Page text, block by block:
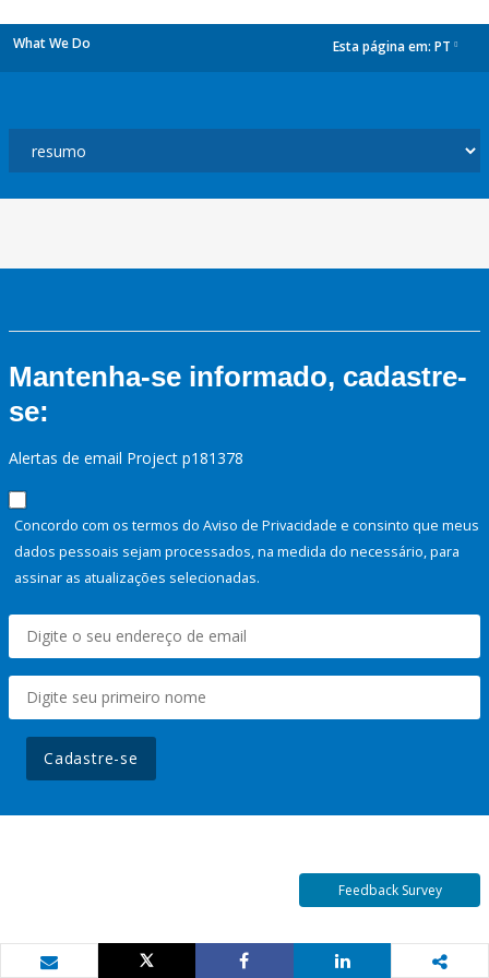
What We Do Esta página em: PT
Mantenha-se informado, cadastre-
se:
Alertas de email Project p181378
Concordo com os termos do Aviso de Privacidade e consinto que meus
dados pessoais sejam processados, na medida do necessário, para
assinar as atualizações selecionadas.
Cadastre-se
Feedback Survey